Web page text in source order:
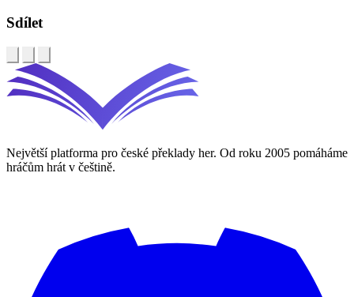
Sdílet
Největší platforma pro české překlady her. Od roku 2005 pomáháme
hráčům hrát v češtině.